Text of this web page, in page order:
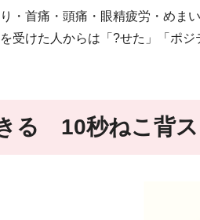
・首痛・頭痛・眼精疲労・め
受けた人からは「?せた」「ポ
る 10秒ねこ背